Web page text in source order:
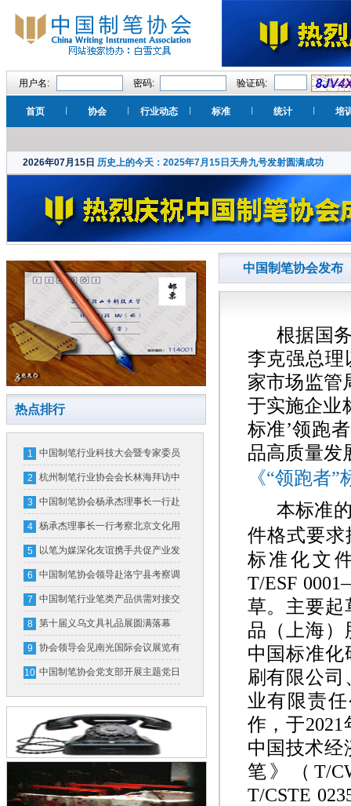
用户名: 密码: 验证码:
首页 协会 行业动态 标准 统计 培
2026年07月15日 历史上的今天：2025年7月15日天舟九号发射圆满成功
热点排行
1 中国制笔行业科技大会暨专家委员
会换届大会在北京隆重召开
2 杭州制笔行业协会会长林海拜访中
国制笔协会
3 中国制笔协会杨承杰理事长一行赴
横琴粤澳深度合作区和广东省文化
用品行业协会考察交流
4 杨承杰理事长一行考察北京文化用
品行业协会并开展座谈交流
5 以笔为媒深化友谊携手共促产业发
展
6 中国制笔协会领导赴洛宁县考察调
研
7 中国制笔行业笔类产品供需对接交
流会在义乌成功举办
8 第十届义乌文具礼品展圆满落幕
首届制笔文具工业展全新亮相
9 协会领导会见南光国际会议展览有
限公司领导一行
10 中国制笔协会党支部开展主题党日
活动
中国制笔协会发布
根据国
李克强总理
家市场监管
于实施企业
标准’领跑者
品高质量发
《“领跑者
本标准
件格式要求
标准化文
T/ESF
草。主要起
品（上海
中国标准
刷有限公
业有限责
作，于2021
中国技术经
笔》（ T/
T/CSTE